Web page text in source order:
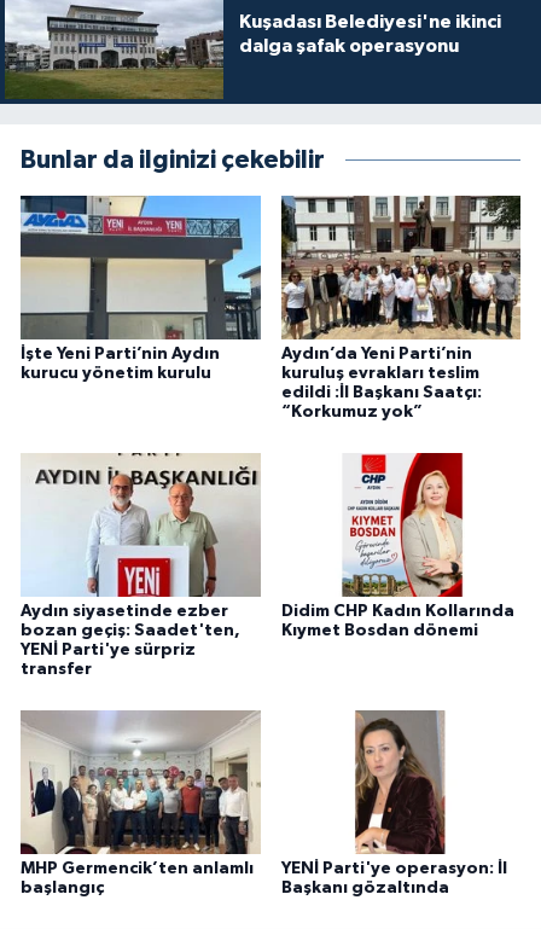
Kuşadası Belediyesi'ne ikinci
dalga şafak operasyonu
Bunlar da ilginizi çekebilir
İşte Yeni Parti’nin Aydın
kurucu yönetim kurulu
Aydın’da Yeni Parti’nin
kuruluş evrakları teslim
edildi :İl Başkanı Saatçı:
“Korkumuz yok”
Aydın siyasetinde ezber
bozan geçiş: Saadet'ten,
YENİ Parti'ye sürpriz
transfer
Didim CHP Kadın Kollarında
Kıymet Bosdan dönemi
MHP Germencik’ten anlamlı
başlangıç
YENİ Parti'ye operasyon: İl
Başkanı gözaltında